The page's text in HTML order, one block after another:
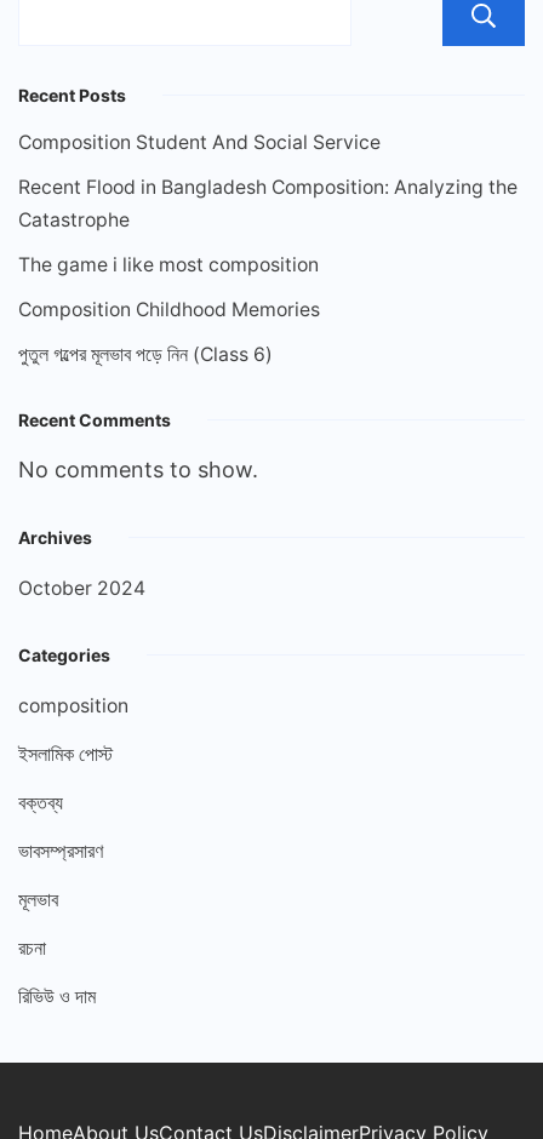
Recent Posts
Composition Student And Social Service
Recent Flood in Bangladesh Composition: Analyzing the
Catastrophe
The game i like most composition
Composition Childhood Memories
পুতুল গল্পের মূলভাব পড়ে নিন (Class 6)
Recent Comments
No comments to show.
Archives
October 2024
Categories
composition
ইসলামিক পোস্ট
বক্তব্য
ভাবসম্প্রসারণ
মূলভাব
রচনা
রিভিউ ও দাম
HomeAbout UsContact UsDisclaimerPrivacy Policy